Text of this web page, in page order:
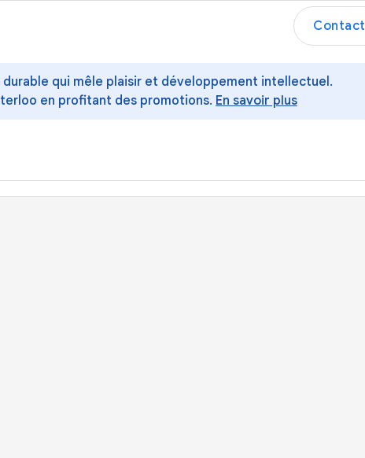
Contact
durable qui mêle plaisir et développement intellectuel.
en profitant des promotions. En savoir plus